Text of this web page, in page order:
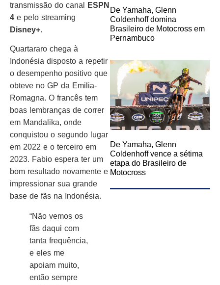
transmissão do canal
ESPN
4 e pelo streaming
Disney+.
Quartararo chega à
Indonésia disposto a repetir
o desempenho positivo que
obteve no GP da Emilia-
Romagna. O francês tem
boas lembranças de correr
em Mandalika, onde
conquistou o segundo lugar
em 2022 e o terceiro em
2023. Fabio espera ter um
bom resultado novamente e
impressionar sua grande
base de fãs na Indonésia.
“Não vemos os
fãs daqui com
tanta frequência,
e eles me
apoiam muito,
então sempre
De Yamaha, Glenn
Coldenhoff domina
Brasileiro de Motocross em
Pernambuco
De Yamaha, Glenn
Coldenhoff vence a sétima
etapa do Brasileiro de
Motocross